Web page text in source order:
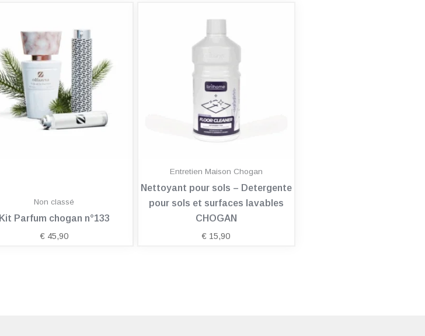
Non classé
Kit Parfum chogan n°133
€ 45,90
Entretien Maison Chogan
Nettoyant pour sols – Detergente
pour sols et surfaces lavables
CHOGAN
€ 15,90